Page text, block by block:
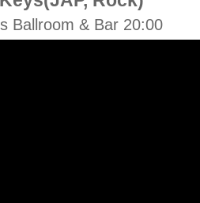
Ballroom & Bar 20:00